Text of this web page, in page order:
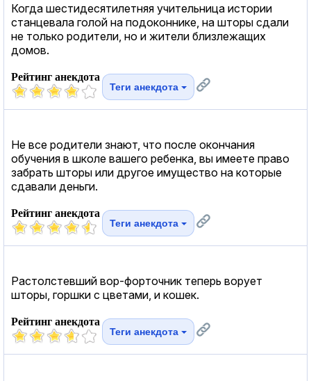
Когда шестидесятилетняя учительница истории
станцевала голой на подоконнике, на шторы сдали
не только родители, но и жители близлежащих
домов.
Рейтинг анекдота
Теги анекдота
Не все родители знают, что после окончания
обучения в школе вашего ребенка, вы имеете право
забрать шторы или другое имущество на которые
сдавали деньги.
Рейтинг анекдота
Теги анекдота
Растолстевший вор-форточник теперь ворует
шторы, горшки с цветами, и кошек.
Рейтинг анекдота
Теги анекдота